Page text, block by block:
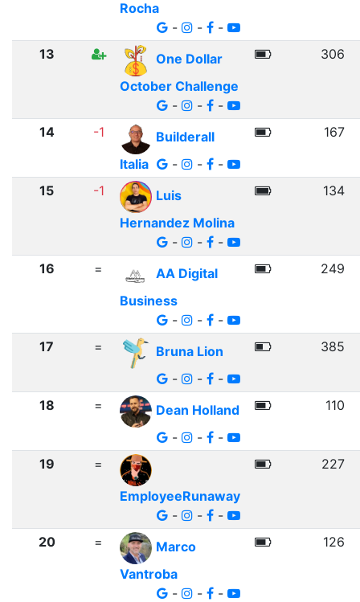
Rocha
-
-
-
13
One Dollar
October Challenge
-
- -
306
14 -1
Builderall
Italia
- - -
167
15 -1
Luis
Hernandez Molina
-
- -
134
16 =
AA Digital
Business
-
- -
249
17 =
Bruna Lion
-
- -
385
18 =
Dean Holland
-
- -
110
19
=
EmployeeRunaway
-
- -
227
20 =
Marco
Vantroba
-
- -
126